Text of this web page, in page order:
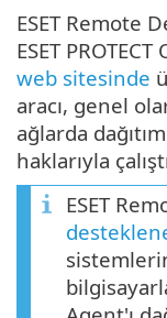
ESET Remote
ESET
web sitesinde
aracı, genel
ağlarda
haklarıyla
ESET